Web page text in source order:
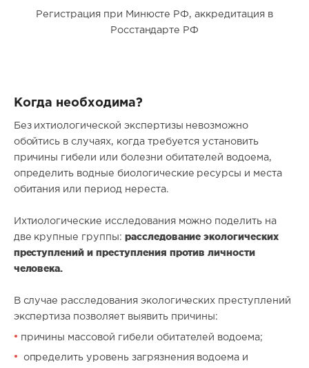
Регистрация при Минюсте РФ, аккредитация в
Росстандарте РФ
Когда необходима?
Без ихтиологической экспертизы невозможно
обойтись в случаях, когда требуется установить
причины гибели или болезни обитателей водоема,
определить водные биологические ресурсы и места
обитания или период нереста.
Ихтиологические исследования можно поделить на
две крупные группы: расследование экологических
преступлений и преступления против личности
человека.
В случае расследования экологических преступлений
экспертиза позволяет выявить причины:
причины массовой гибели обитателей водоема;
определить уровень загрязнения водоема и